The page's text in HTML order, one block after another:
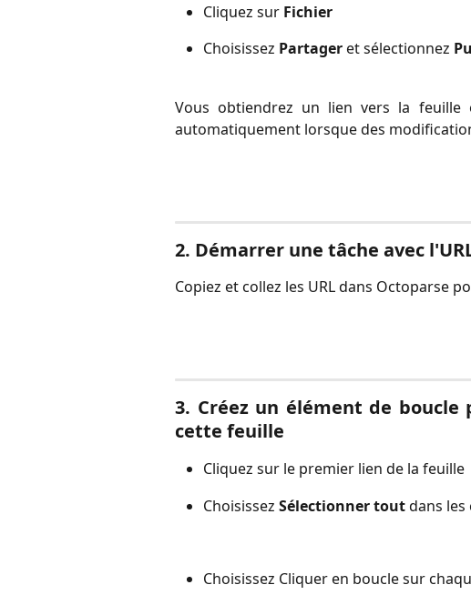
Cliquez sur Fichier
Choisissez Partager et sélectionnez
Vous obtiendrez un lien vers la feuille
automatiquement lorsque des
2. Démarrer une tâche avec
Copiez et collez les URL dans Octoparse
3. Créez un élément de
cette feuille
Cliquez sur le premier lien de la feuille
Choisissez Sélectionner toutdans les
Choisissez Cliquer en boucle sur